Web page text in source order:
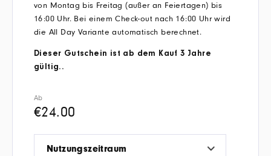
von Montag bis Freitag (außer an Feiertagen) bis
16:00 Uhr. Bei einem Check-out nach 16:00 Uhr wird
die All Day Variante automatisch berechnet.
Dieser Gutschein ist ab dem Kauf 3 Jahre
gültig..
Ab
€24.00
Nutzungszeitraum